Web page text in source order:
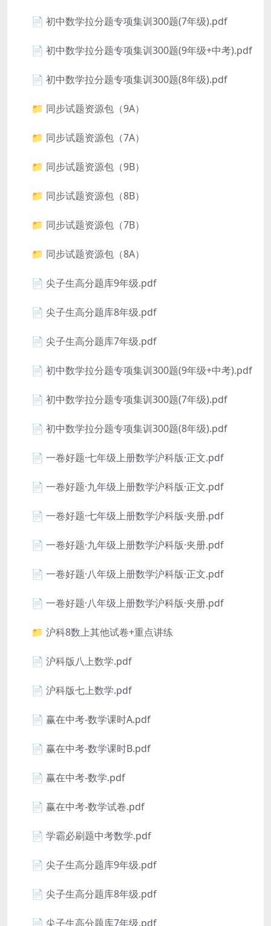
📄 初中数学拉分题专项集训300题(7年级).pdf
📄 初中数学拉分题专项集训300题(9年级+中考).pdf
📄 初中数学拉分题专项集训300题(8年级).pdf
📁 同步试题资源包（9A）
📁 同步试题资源包（7A）
📁 同步试题资源包（9B）
📁 同步试题资源包（8B）
📁 同步试题资源包（7B）
📁 同步试题资源包（8A）
📄 尖子生高分题库9年级.pdf
📄 尖子生高分题库8年级.pdf
📄 尖子生高分题库7年级.pdf
📄 初中数学拉分题专项集训300题(9年级+中考).pdf
📄 初中数学拉分题专项集训300题(7年级).pdf
📄 初中数学拉分题专项集训300题(8年级).pdf
📄 一卷好题·七年级上册数学沪科版·正文.pdf
📄 一卷好题·九年级上册数学沪科版·正文.pdf
📄 一卷好题·七年级上册数学沪科版·夹册.pdf
📄 一卷好题·九年级上册数学沪科版·夹册.pdf
📄 一卷好题·八年级上册数学沪科版·正文.pdf
📄 一卷好题·八年级上册数学沪科版·夹册.pdf
📁 沪科8数上其他试卷+重点讲练
📄 沪科版八上数学.pdf
📄 沪科版七上数学.pdf
📄 赢在中考-数学课时A.pdf
📄 赢在中考-数学课时B.pdf
📄 赢在中考-数学.pdf
📄 赢在中考-数学试卷.pdf
📄 学霸必刷题中考数学.pdf
📄 尖子生高分题库9年级.pdf
📄 尖子生高分题库8年级.pdf
📄 尖子生高分题库7年级.pdf